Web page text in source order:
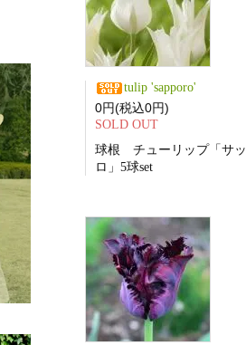
tulip 'sapporo'
0円(税込0円)
SOLD OUT
球根 チューリップ「サ
ロ」5球set